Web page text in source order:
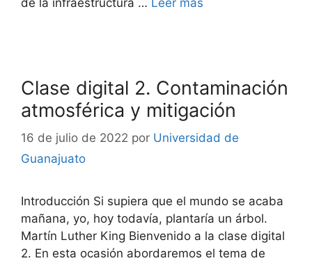
Clase digital 2. Contaminación
atmosférica y mitigación
16 de julio de 2022 por Universidad de
Guanajuato
Introducción Si supiera que el mundo se acaba
mañana, yo, hoy todavía, plantaría un árbol.
Martín Luther King Bienvenido a la clase digital
2. En esta ocasión abordaremos el tema de